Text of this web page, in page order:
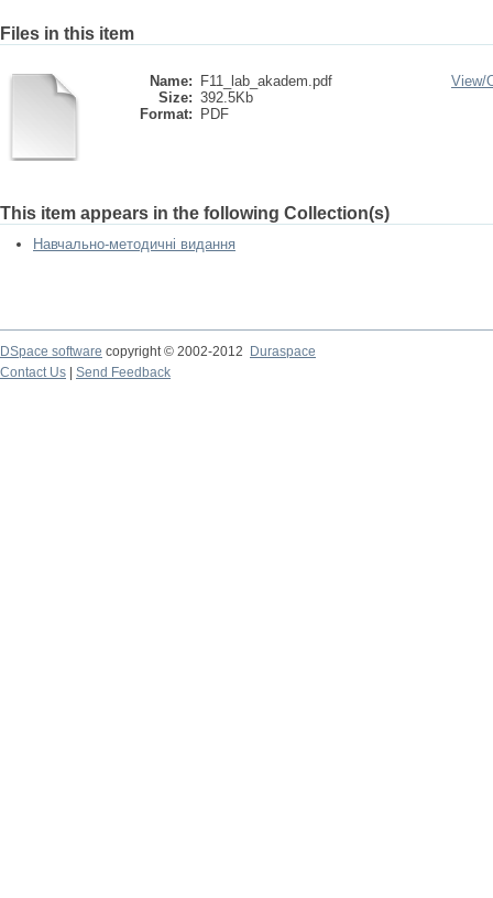
Files in this item
Name:
F11_lab_akadem.pdf
Size: 392.5Kb
Format:
PDF
View/
This item appears in the following Collection(s)
Навчально-методичні видання
DSpace software copyright © 2002-2012
Duraspace
Contact Us
Send Feedback